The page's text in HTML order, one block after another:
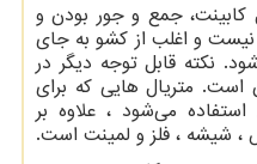
کابینت، جمع و جور بودن و
و اغلب از کشو به جای
نکته قابل توجه دیگر در
متریال هایی که برای
می‌شود ، علاوه بر
شیشه ، فلز و لمینت است.